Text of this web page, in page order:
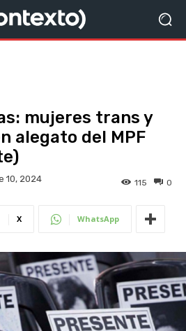
mujeres trans y
alegato del MPF
10, 2024 0
115
X WhatsApp